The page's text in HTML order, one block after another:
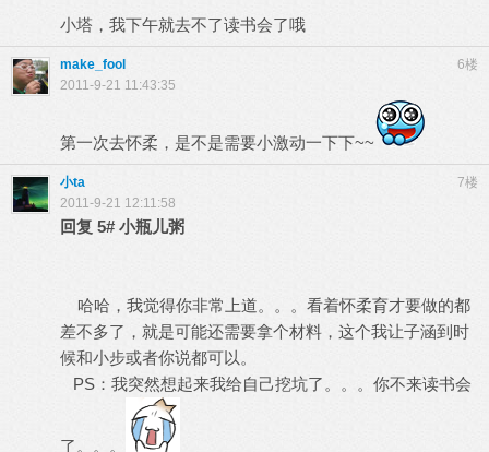
小塔，我下午就去不了读书会了哦
6楼
make_fool
2011-9-21 11:43:35
第一次去怀柔，是不是需要小激动一下下~~
7楼
小ta
2011-9-21 12:11:58
回复 5# 小瓶儿粥
哈哈，我觉得你非常上道。。。看着怀柔育才要做的都
差不多了，就是可能还需要拿个材料，这个我让子涵到时
候和小步或者你说都可以。
PS：我突然想起来我给自己挖坑了。。。你不来读书会
了。。。